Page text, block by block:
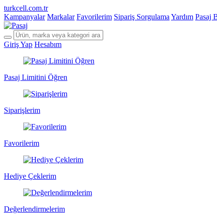
turkcell.com.tr
Kampanyalar Markalar Favorilerim Sipariş Sorgulama Yardım Pasaj
Giriş Yap Hesabım
Pasaj Limitini Öğren
Siparişlerim
Favorilerim
Hediye Çeklerim
Değerlendirmelerim